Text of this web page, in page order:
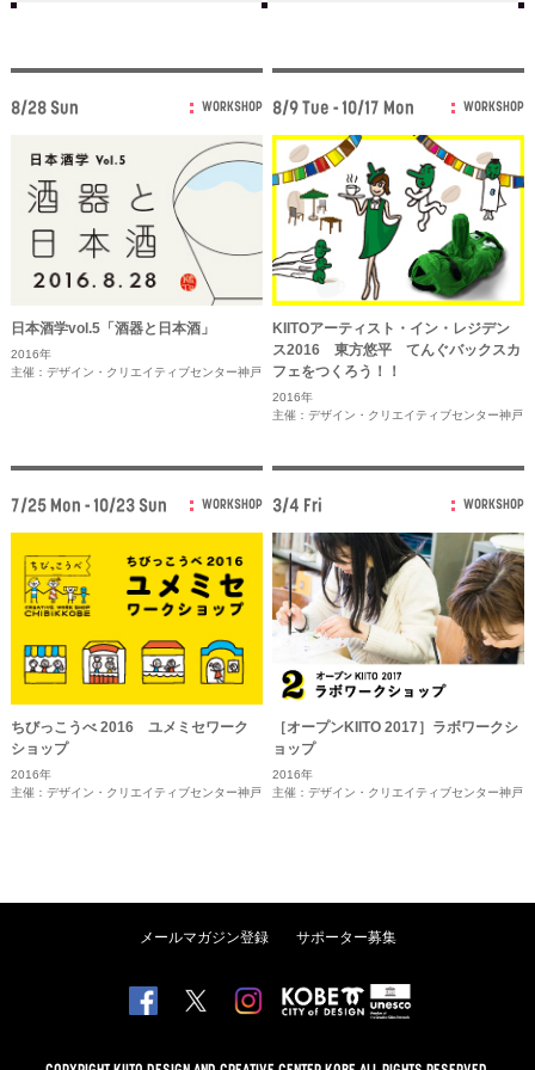
8/28 Sun WORKSHOP
日本酒学vol.5「酒器と日本酒」
2016年
主催：デザイン・クリエイティブセンター神戸
8/9 Tue - 10/17 Mon WORKSHOP
KIITOアーティスト・イン・レジデン
ス2016 東方悠平 てんぐバックスカ
フェをつくろう！！
2016年
主催：デザイン・クリエイティブセンター神戸
7/25 Mon - 10/23 Sun WORKSHOP
ちびっこうべ 2016 ユメミセワーク
ショップ
2016年
主催：デザイン・クリエイティブセンター神戸
3/4 Fri WORKSHOP
［オープンKIITO 2017］ラボワークシ
ョップ
2016年
主催：デザイン・クリエイティブセンター神戸
メールマガジン登録 サポーター募集